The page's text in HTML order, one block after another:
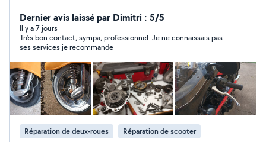
kilomètres ), l'entreprise est un centre de réparation.
Réparation et Révision de matériels thermiques et
électriques pour le jardin Préparation esthétique de
véhicules et motos Rénovation de matériels anciens et
de collections Diagnostic et Réparation d'équipements
du foyer Réparation et Révision d'outils électriques
Univers Informatique Conception et Création de
configurations sur mesure Réparation et Entretien
d'ordinateurs Optimisation et Overclocking Univers
Cycle Conception et Conversion de vélos électriques
Entretien et Révision tout cycle
Dernier avis laissé par Dimitri : 5/5
Il y a 7 jours
Très bon contact, sympa, professionnel. Je ne connaissais pas
ses services je recommande
Réparation de deux-roues Réparation de scooter